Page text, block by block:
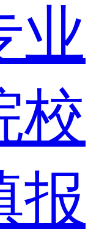
业
校
报